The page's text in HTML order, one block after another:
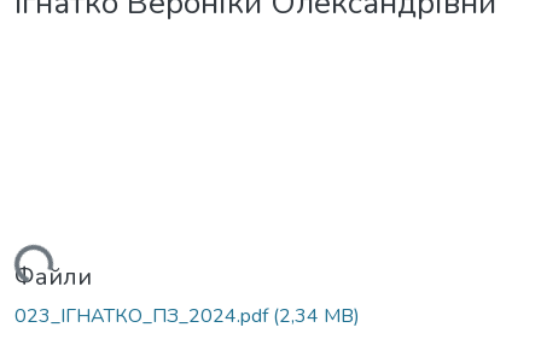
Файли
023_ІГНАТКО_ПЗ_2024.pdf(2,34 MB)